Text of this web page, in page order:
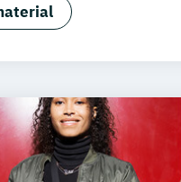
Medien (EN)